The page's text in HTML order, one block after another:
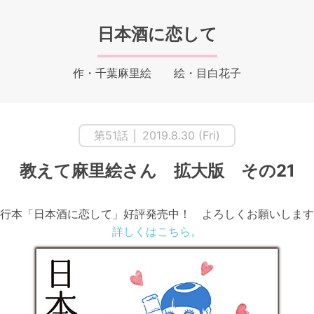
日本酒に恋して
作・千葉麻里絵 絵・目白花子
第51話 │ 2019.8.30 (Fri)
教えて麻里絵さん 拡大版 その21
本「日本酒に恋して」好評発売中！ よろしくお願いしま
詳しくはこちら。